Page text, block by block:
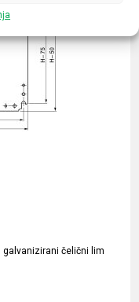
galvanizirani čelični lim